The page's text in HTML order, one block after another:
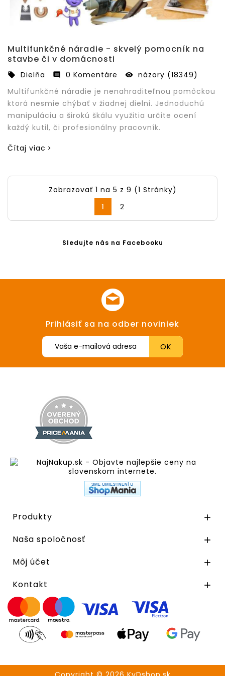
Multifunkčné náradie - skvelý pomocník na
stavbe či v domácnosti
 Dielňa  0 Komentáre 
názory (18349)
Multifunkčné náradie je nenahraditeľnou pomôckou
ktorá nesmie chýbať v žiadnej dielni. Jednoduchú
manipuláciu a širokú škálu využitia určite ocení
každý kutil, či profesionálny pracovník.
Čítaj viac
Zobrazovať 1 na 5 z 9 (1 Stránky)
1
2
Sledujte nás na Facebooku
Prihlásiť sa na odber noviniek
Produkty 
Naša spoločnosť 
Môj účet 
Kontakt 